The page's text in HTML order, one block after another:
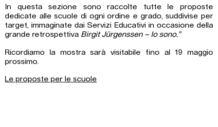
In questa sezione sono raccolte tutte le proposte
dedicate alle scuole di ogni ordine e grado, suddivise per
target, immaginate dai Servizi Educativi in occasione della
grande retrospettiva Birgit Jürgenssen – Io sono.”
Ricordiamo la mostra sarà visitabile fino al 19 maggio
prossimo.
Le proposte per le scuole